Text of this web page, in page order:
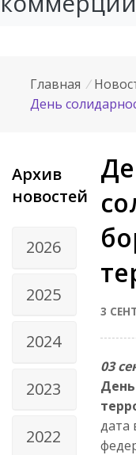
Главная /
День
Архив
новостей
2026
2025
2024
2023
2022
3
03
дата